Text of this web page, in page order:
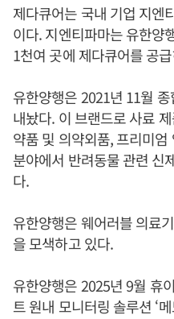
제다큐어는 국내 기업 지엔
이다. 지엔티파마는 유한양
1천여 곳에 제다큐어를 공
유한양행은 2021년 11월
내놨다. 이 브랜드로 사료
약품 및 의약외품, 프리미
분야에서 반려동물 관련 신
다.
유한양행은 웨어러블 의료
을 모색하고 있다.
유한양행은 2025년 9월 휴
트 원내 모니터링 솔루션 ‘